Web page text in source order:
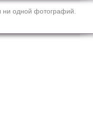
ни одной фотографий.